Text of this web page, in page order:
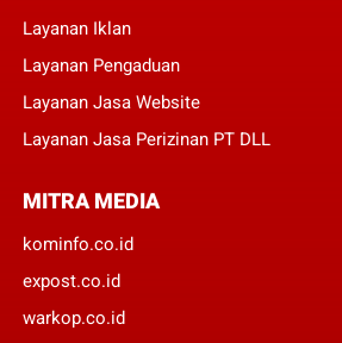
Layanan Iklan
Layanan Pengaduan
Layanan Jasa Website
Layanan Jasa Perizinan PT DLL
MITRA MEDIA
kominfo.co.id
expost.co.id
warkop.co.id